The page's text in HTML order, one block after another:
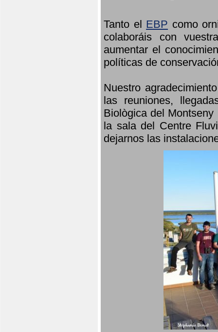
Tanto el EBP como
colaboráis con
aumentar el
políticas de
Nuestro
las reuniones,
Biològica del
la sala del Centre
dejarnos las